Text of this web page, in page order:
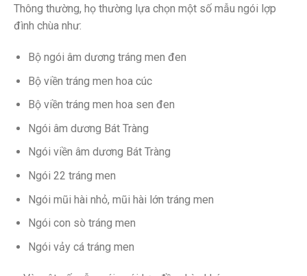
Thông thường, họ thường lựa chọn một số mẫu ngói lợp
đình chùa như:
Bộ ngói âm dương tráng men đen
Bộ viền tráng men hoa cúc
Bộ viền tráng men hoa sen đen
Ngói âm dương Bát Tràng
Ngói viền âm dương Bát Tràng
Ngói 22 tráng men
Ngói mũi hài nhỏ, mũi hài lớn tráng men
Ngói con sò tráng men
Ngói vảy cá tráng men